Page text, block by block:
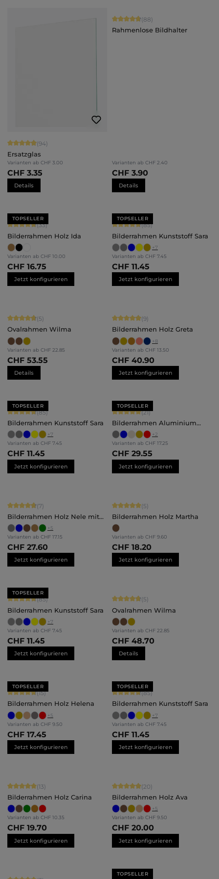
Durchschnittliche Bewertung von 4.94 von 5 Sternen
(94)
Ersatzglas
Varianten ab CHF 3.00
CHF 3.35
Details
Durchschnittliche Bewertung von
(88)
Rahmenlose Bildhalter
Varianten ab CHF 2.40
CHF 3.90
Details
TOPSELLER
Durchschnittliche Bewertung von 4.79 von 5 Sternen
(33)
Bilderrahmen Holz Ida
Varianten ab CHF 10.00
CHF 16.75
Jetzt konfigurieren
TOPSELLER
Durchschnittliche Bewertung von
(85)
Bilderrahmen Kunststoff Sara
+7
Varianten ab CHF 7.45
CHF 11.45
Jetzt konfigurieren
Durchschnittliche Bewertung von 4.8 von 5 Sternen
(5)
Ovalrahmen Wilma
Varianten ab CHF 22.85
CHF 53.55
Details
Durchschnittliche Bewertung von
(9)
Bilderrahmen Holz Greta
+8
Varianten ab CHF 13.50
CHF 40.90
Jetzt konfigurieren
TOPSELLER
Durchschnittliche Bewertung von 4.71 von 5 Sternen
(85)
Bilderrahmen Kunststoff Sara
+7
Varianten ab CHF 7.45
CHF 11.45
Jetzt konfigurieren
TOPSELLER
Durchschnittliche Bewertung von 5
(21)
Bilderrahmen Aluminium
Mika
+2
Varianten ab CHF 17.25
CHF 29.55
Jetzt konfigurieren
Durchschnittliche Bewertung von 4.71 von 5 Sternen
(7)
Bilderrahmen Holz Nele mit
Abstandsleiste
+5
Varianten ab CHF 17.15
CHF 27.60
Jetzt konfigurieren
Durchschnittliche Bewertung von 5
(5)
Bilderrahmen Holz Martha
Varianten ab CHF 9.60
CHF 18.20
Jetzt konfigurieren
TOPSELLER
Durchschnittliche Bewertung von 4.71 von 5 Sternen
(85)
Bilderrahmen Kunststoff Sara
+7
Varianten ab CHF 7.45
CHF 11.45
Jetzt konfigurieren
Durchschnittliche Bewertung von
(5)
Ovalrahmen Wilma
Varianten ab CHF 22.85
CHF 48.70
Details
TOPSELLER
Durchschnittliche Bewertung von 4.8 von 5 Sternen
(15)
Bilderrahmen Holz Helena
+5
Varianten ab CHF 9.50
CHF 17.45
Jetzt konfigurieren
TOPSELLER
Durchschnittliche Bewertung von
(85)
Bilderrahmen Kunststoff Sara
+7
Varianten ab CHF 7.45
CHF 11.45
Jetzt konfigurieren
Durchschnittliche Bewertung von 5 von 5 Sternen
(13)
Bilderrahmen Holz Carina
Varianten ab CHF 10.35
CHF 19.70
Jetzt konfigurieren
Durchschnittliche Bewertung von
(20)
Bilderrahmen Holz Ava
+5
Varianten ab CHF 9.50
CHF 20.00
Jetzt konfigurieren
TOPSELLER